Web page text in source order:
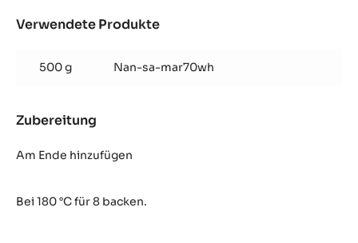
Verwendete Produkte
500 g Nan-sa-mar70wh
Zubereitung
Am Ende hinzufügen
Bei 180 °C für 8 backen.